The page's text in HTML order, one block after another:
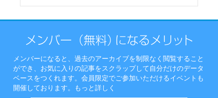
メンバーになると、過去のアーカイブを制限なく閲覧すること
ができ、お気に入りの記事をスクラップして自分だけのデータ
ベースをつくれます。会員限定でご参加いただけるイベントも
開催しております。
もっと詳しく